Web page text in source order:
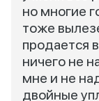
но многие
тоже
продается
ничего не
мне и не
двойные